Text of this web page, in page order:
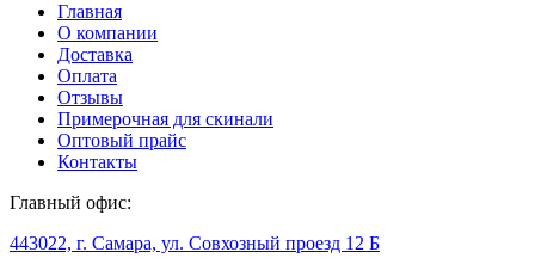
Главная
О компании
Доставка
Оплата
Отзывы
Примерочная для скинали
Оптовый прайс
Контакты
Главный офис:
443022, г. Самара, ул. Совхозный проезд 12 Б